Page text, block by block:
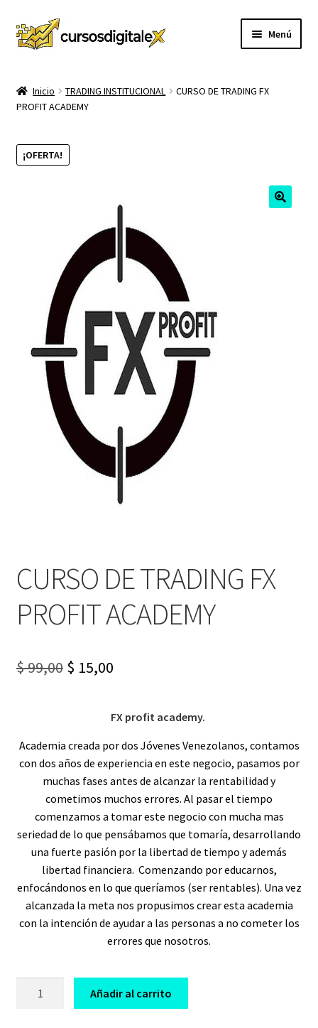
Ir
a
Ir
al
Menú
TIENDA
CURSOS
hijo
CONTACTO
Inicio TRADING INSTITUCIONAL
CURSO DE TRADING FX
PROFIT ACADEMY
¡OFERTA!
CURSO DE TRADING FX
PROFIT ACADEMY
$99,00 Original
$ 99,00.
$ 15,00Current
is:
$ 15,00.
FX profit academy.
Academia creada por dos Jóvenes Venezolanos, contamos
con dos años de experiencia en este negocio, pasamos por
muchas fases antes de alcanzar la rentabilidad y
cometimos muchos errores. Al pasar el tiempo
comenzamos a tomar este negocio con mucha mas
seriedad de lo que pensábamos que tomaría, desarrollando
una fuerte pasión por la libertad de tiempo y además
libertad financiera. Comenzando por educarnos,
enfocándonos en lo que queríamos (ser rentables). Una vez
alcanzada la meta nos propusimos crear esta academia
con la intención de ayudar a las personas a no cometer los
errores que nosotros.
Añadir al carrito